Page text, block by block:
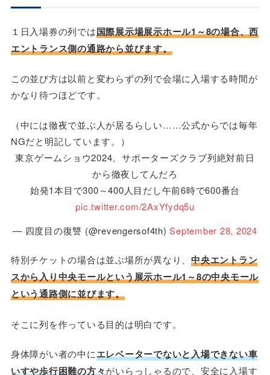
１日入場券の列では国際展示場展示ホール1～8の場合、西
エントランス側の通路から並びます。
この並び方は以前と変わらずの列で会場に入場する時間が
かなり待つほどです。
（中には徹夜で並ぶ人が居るらしい……公式からでは毎年
NGだと明記しています。）
東京ゲームショウ2024、サポーターズクラブ列絶対前日
から徹夜してんだろ
始発1本目で300～400人目だし午前6時で600番台
pic.twitter.com/2AxYfydq5u
— 四度目の復讐 (@revengersof4th)September 28, 2024
特別チケットの場合は並ぶ場所が異なり、中央エントラン
スから入り中央モールという展示ホール1～8の中央モール
という通路側に並びます。
そこに列を作っている目的は明白です。
身体障がい者の中にエレベーターでないと入場できない車
いすや歩行困難の方々がいらっしゃるので、安全に入場す